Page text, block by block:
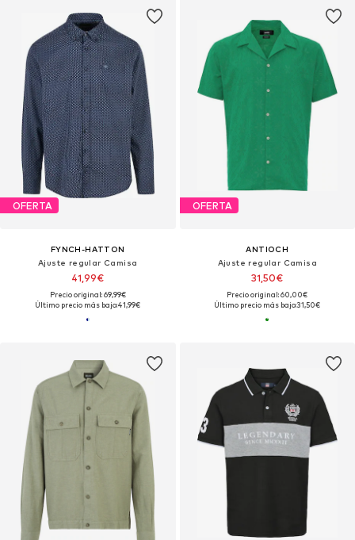
OFERTA
FYNCH-HATTON
Ajuste regular Camisa
41,99€
Precio original: 69,99€
Último precio más bajo:41,99€
OFERTA
ANTIOCH
Ajuste regular Camisa
31,50€
Precio original: 60,00€
Último precio más bajo:31,50€